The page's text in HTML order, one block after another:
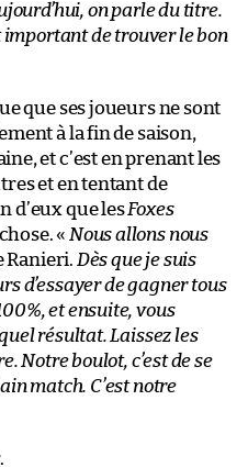
on parle du titre.
important de trouver le bon
que ses joueurs ne sont
à la fin de saison,
et c’est en prenant les
et en tentant de
d’eux que lesFoxes
« Nous allons nous
Ranieri. Dès que je suis
d’essayer de gagner tous
et ensuite, vous
résultat. Laissez les
Notre boulot, c’est de se
match. C’est notre